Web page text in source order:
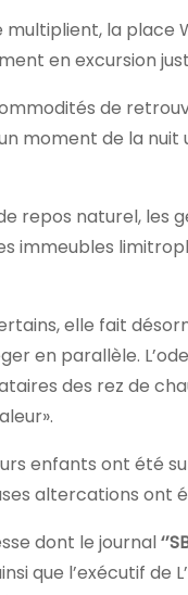
la place
en excursion
de
moment de la
repos naturel, les
immeubles
elle fait
en parallèle.
des rez de
enfants ont été
altercations ont
dont le journal
que l’exécutif de